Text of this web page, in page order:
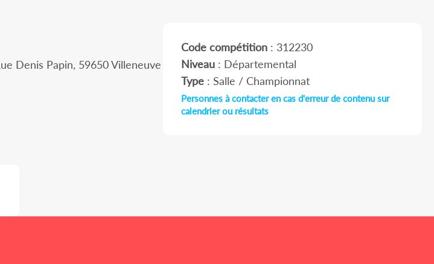
Denis Papin, 59650 Villeneuve
Code compétition : 312230
Niveau : Départemental
Type : Salle / Championnat
Personnes à contacter en cas d'erreur de contenu sur
calendrier ou résultats